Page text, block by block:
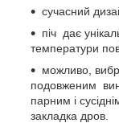
сучасний
піч дає
температури
можливо,
подовженим
парним і
закладка дров.